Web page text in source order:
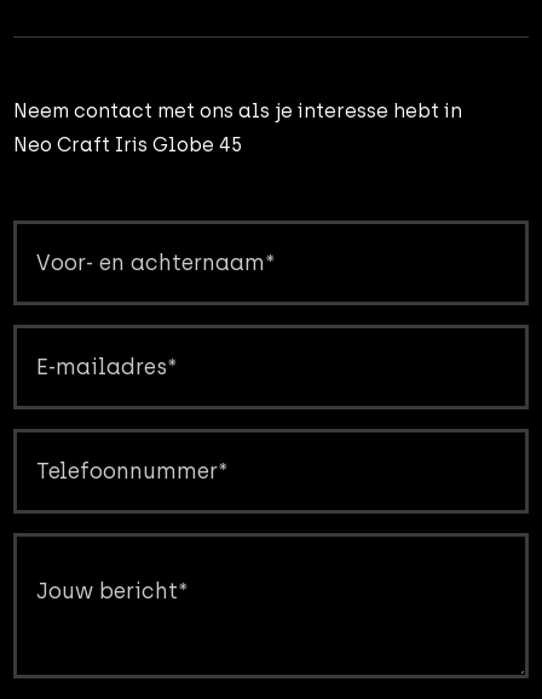
Neem contact met ons als je interesse hebt in
Neo Craft Iris Globe 45